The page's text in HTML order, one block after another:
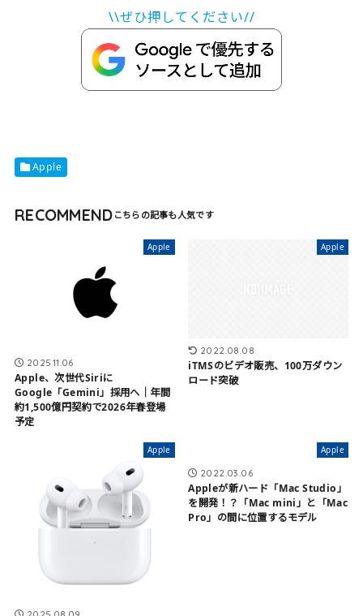
\\ぜひ押してください//
Apple
RECOMMEND
Apple
2025.11.06
Apple、次世代Siriに
Google「Gemini」採用へ｜年間
約1,500億円契約で2026年春登場
予定
Apple
2022.08.08
iTMSのビデオ販売、100万ダウン
ロード突破
Apple Apple
2022.03.06
Appleが新ハード「Mac Studio」
を開発！？「Mac mini」と「Mac
Pro」の間に位置するモデル